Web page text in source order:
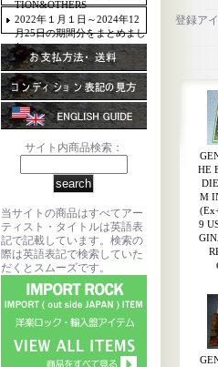
TION&OTHERS
2022年１月１日～2024年12
月25日の期間分をまとめまし
た。
サイト内商品検索：
当サイトの商品はすべてアー
ティスト・タイトルは英語表
記で記載しています。検索の
際は英語表記で検索していた
だくとスムーズです。
登録ア
HE
M
9